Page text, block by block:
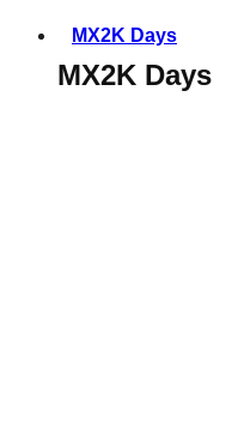
MX2K Days
MX2K Days